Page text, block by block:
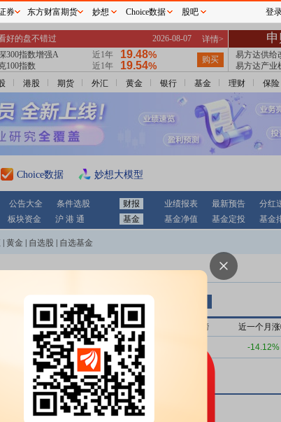
港股 期货 外汇 黄金 银行 基金 理财 保险
Choice数据 妙想大模型
公告大全 条件选股 财报 业绩报表 最新预告 分红
板块资金 沪 港 通 基金 基金净值 基金定投 基金
黄金 自选股 自选基金
营业部查询：
近1月上榜 近3月上榜 近6月上榜 近一个月
1次 1次 -14.12%
计 最新公告
券 东方财富期货 妙想 Choice数据 股吧 登